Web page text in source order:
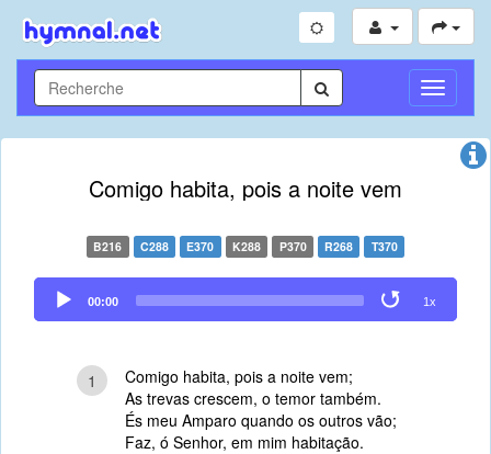
Toggle
Comigo habita, pois a noite vem
B216 C288 E370 K288 P370 R268 T370
Audio
Player
00:00 1x
1
Comigo habita, pois a noite vem;
As trevas crescem, o temor também.
És meu Amparo quando os outros vão;
Faz, ó Senhor, em mim habitação.